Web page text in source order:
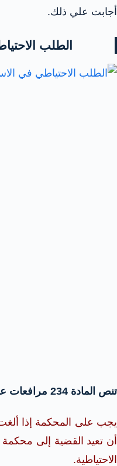
أجابت علي ذلك.
الطلب
تنص المادة 234 مرافعات علي
يجب على المحكمة إذا
أن تعيد القضية إلى
الاحتياطية.